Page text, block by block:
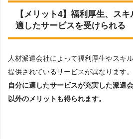
【メリット4】福利厚生、ス
適したサービスを受けられる
人材派遣会社によって福利厚生やスキ
提供されているサービスが異なります。
自分に適したサービスが充実した派遣
以外のメリットも得られます。